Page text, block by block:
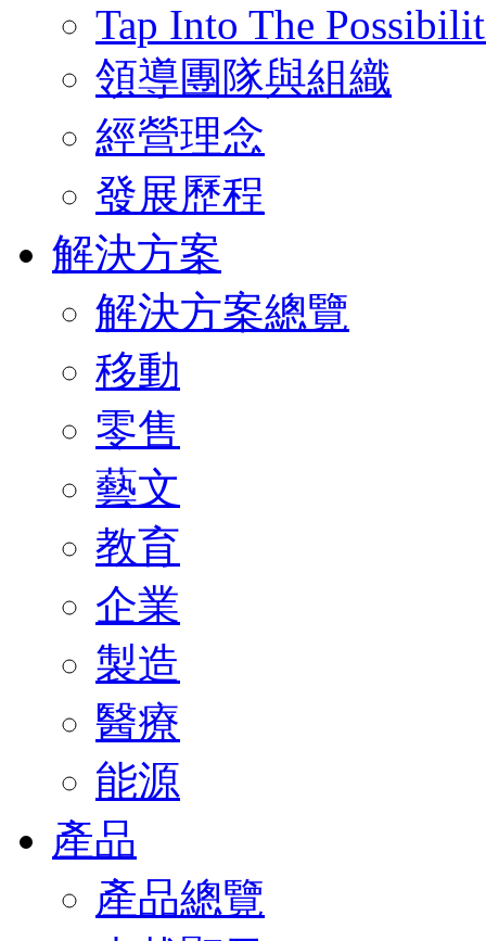
Tap Into The
領導團隊與組織
經營理念
發展歷程
解決方案
解決方案總覽
移動
零售
藝文
教育
企業
製造
醫療
能源
產品
產品總覽